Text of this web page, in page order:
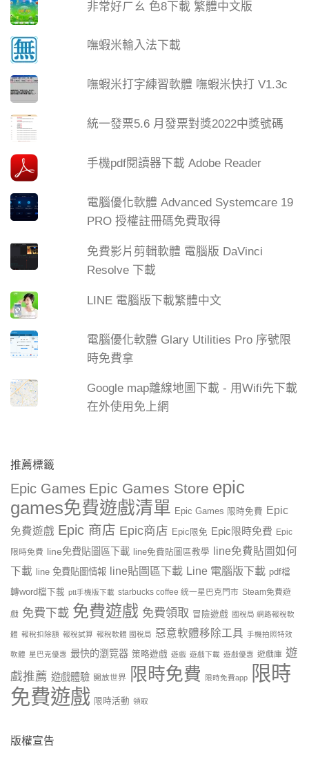
非常好ㄏㄠ 色8下載 繁體中文版
嘸蝦米輸入法下載
嘸蝦米打字練習軟體 嘸蝦米快打 V1.3c
統一發票5.6 月發票對獎2022中獎號碼
手機pdf閱讀器下載 Adobe Reader
電腦優化軟體 Advanced Systemcare 19
PRO 授權註冊碼免費取得
免費影片剪輯軟體 電腦版 DaVinci
Resolve 下載
LINE 電腦版下載繁體中文
電腦優化軟體 Glary Utilities Pro 序號限
時免費拿
Google map離線地圖下載 - 用Wifi先下載
在外使用免上網
推薦標籤
Epic Games Epic Games Store epic
games免費遊戲清單 Epic Games 限時免費 Epic
免費遊戲 Epic 商店 Epic商店 Epic限免 Epic限時免費 Epic
限時免費 line免費貼圖區下載 line免費貼圖區教學
line免費貼圖如何
下載
line 免費貼圖情報 line貼圖區下載 Line 電腦版下載 pdf檔
轉word檔下載 ptt手機版下載 starbucks coffee 統一星巴克門市 Steam免費遊
戲 免費下載 免費遊戲 免費領取 冒險遊戲 國稅局 網路報稅軟
體 報稅扣除額 報稅試算 報稅軟體 國稅局 惡意軟體移除工具 手機拍照特效
軟體 星巴克優惠 最快的瀏覽器 策略遊戲 遊戲 遊戲下載 遊戲優惠 遊戲庫 遊
戲推薦 遊戲體驗 開放世界 限時免費 限時免費app
限時
免費遊戲 限時活動 領取
版權宣告